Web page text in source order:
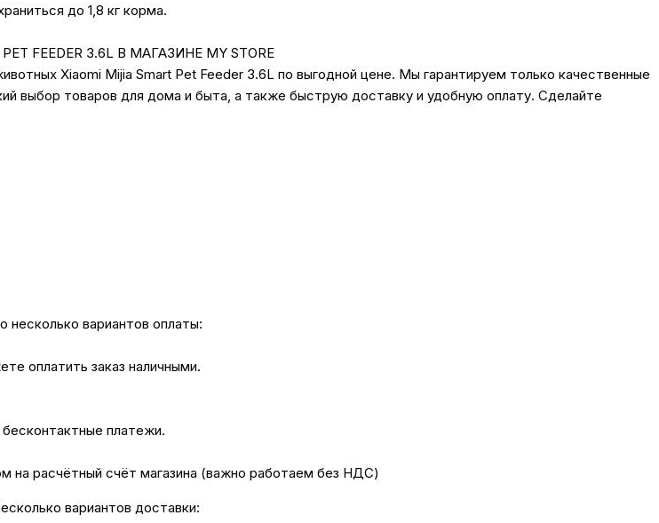
до 1,8 кг корма.
FEEDER 3.6L В МАГАЗИНЕ MY STORE
Xiaomi Mijia Smart Pet Feeder 3.6L по выгодной цене. Мы гарантируем только качественные
выбор товаров для дома и быта, а также быструю доставку и удобную оплату. Сделайте
несколько вариантов оплаты:
оплатить заказ наличными.
платежи.
на расчётный счёт магазина (важно работаем без НДС)
вариантов доставки: